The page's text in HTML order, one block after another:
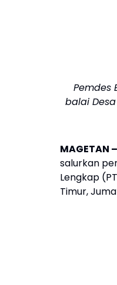
Pemdes
balai
salurkan
Lengkap
Timur,